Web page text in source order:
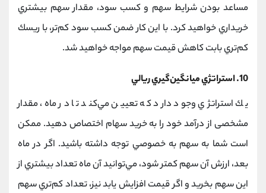
مساعد بودن شرايط سهم و كسب سود، مقدار سهم بيشتري
خريداري خواهيد كرد. با اين كار ضمن كسب سود كم‌تر، با ريسك
كم‌تري بابت كاهش قيمت سهم مواجه خواهيد شد.
10. استراتژي ميانگين‌گيري ريالي
يك استراتژي وجود دارد كه تعيين مي‌كند تا در ماه، مقدار
مشخصی از درآمد خود را به خرید سهام اختصاص دهید. ممكن
است شما به سهم به خصوصي توجه داشته باشيد. اگر در ماه
بعد، ارزش آن سهم كمتر شود، مي‌توانيد آن ماه تعداد بيشتري از
اين سهم بخريد و اگر قیمت افزايش يابد نيز، تعداد كم‌تري سهم